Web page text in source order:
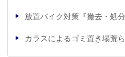
放置バイク対策『撤去・処分
カラスによるゴミ置き場荒